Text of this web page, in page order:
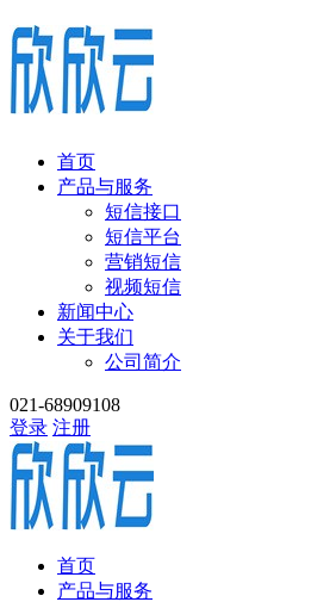
首页
产品与服务
短信接口
短信平台
营销短信
视频短信
新闻中心
关于我们
公司简介
021-68909108
登录 注册
首页
产品与服务